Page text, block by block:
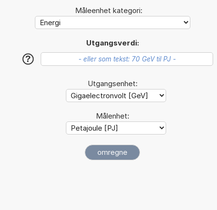
Måleenhet kategori:
Utgangsverdi:
?
Utgangsenhet:
Målenhet: